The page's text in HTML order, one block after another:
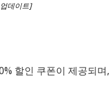
데이트]
할인 쿠폰이 제공되